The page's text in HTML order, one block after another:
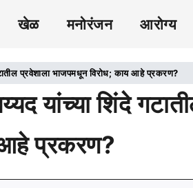
खेळ मनोरंजन आरोग्य
प्रवेशाला भाजपमधून विरोध; काय आहे प्रकरण?
यांच्या शिंदे
आहे प्रकरण?